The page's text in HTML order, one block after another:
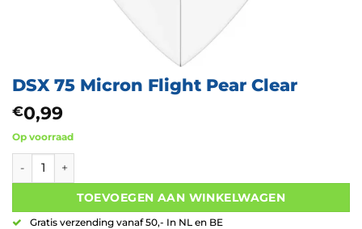
DSX 75 Micron Flight Pear Clear
€0,99
Op voorraad
DSX 75 Micron Flight Pear Clear aantal
TOEVOEGEN AAN WINKELWAGEN
Gratis verzending vanaf 50,- In NL en BE